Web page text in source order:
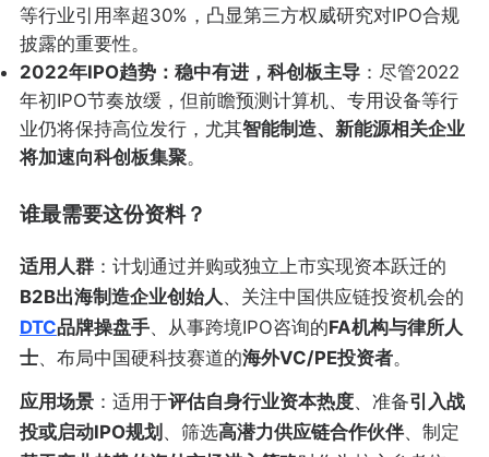
等行业引用率超30%，凸显第三方权威研究对IPO合规
披露的重要性。
2022年IPO趋势：稳中有进，科创板主导：尽管2022
年初IPO节奏放缓，但前瞻预测计算机、专用设备等行
业仍将保持高位发行，尤其智能制造、新能源相关企业
将加速向科创板集聚。
谁最需要这份资料？
适用人群：计划通过并购或独立上市实现资本跃迁的
B2B出海制造企业创始人、关注中国供应链投资机会的
DTC品牌操盘手、从事跨境IPO咨询的FA机构与律所人
士、布局中国硬科技赛道的海外VC/PE投资者。
应用场景：适用于评估自身行业资本热度、准备引入战
投或启动IPO规划 、筛选高潜力供应链合作伙伴、制定